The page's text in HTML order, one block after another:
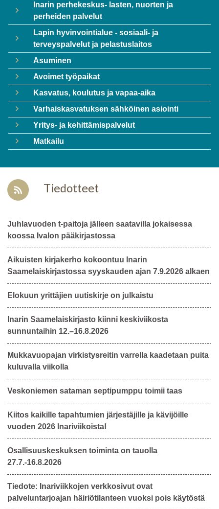
Inarin perhekeskus- lasten, nuorten ja
perheiden palvelut
Lapin hyvinvointialue - sosiaali- ja
terveyspalvelut ja pelastuslaitos
Asuminen
Avoimet työpaikat
Kasvatus, koulutus ja vapaa-aika
Varhaiskasvatuksen sähköinen asiointi
Yritys- ja kehittämispalvelut
Matkailu
Tiedotteet
Juhlavuoden t-paitoja jälleen saatavilla jokaisessa
koossa Ivalon pääkirjastossa
Aikuisten kirjakerho kokoontuu Inarin
Saamelaiskirjastossa syyskauden ajan 7.9.2026 alkaen
Elokuun yrittäjien uutiskirje on julkaistu
Inarin Saamelaiskirjasto kiinni keskiviikosta
sunnuntaihin 12.–16.8.2026
Mukkavuopajan virkistysreitin varrella kaadetaan puita
kuluvalla viikolla
Veskoniemen sataman septipumppu toimii taas
Kiitos kaikille tapahtumien järjestäjille ja kävijöille
vuoden 2026 Inariviikoista!
Osallisuuskeskuksen toiminta on tauolla
27.7.-16.8.2026
Tiedote: Inariviikkojen verkkosivut ovat
palveluntarjoajan häiriötilanteen vuoksi pois käytöstä